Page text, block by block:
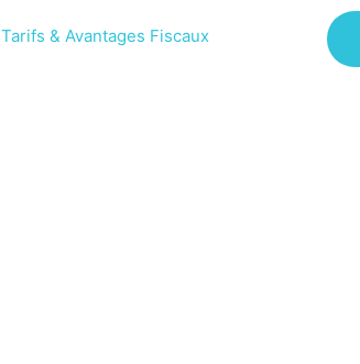
Tarifs & Avantages Fiscaux